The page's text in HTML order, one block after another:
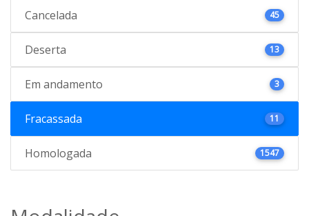
Cancelada 45
Deserta 13
Em andamento 3
Fracassada 11
Homologada 1547